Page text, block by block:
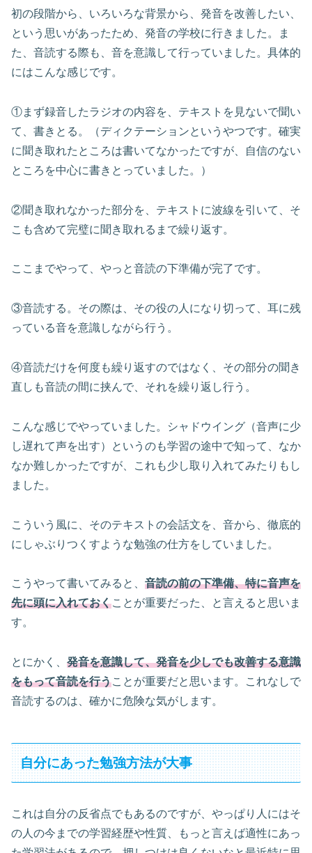
初の段階から、いろいろな背景から、発音を改善したい、
という思いがあったため、発音の学校に行きました。ま
た、音読する際も、音を意識して行っていました。具体的
にはこんな感じです。
①まず録音したラジオの内容を、テキストを見ないで聞い
て、書きとる。（ディクテーションというやつです。確実
に聞き取れたところは書いてなかったですが、自信のない
ところを中心に書きとっていました。）
②聞き取れなかった部分を、テキストに波線を引いて、そ
こも含めて完璧に聞き取れるまで繰り返す。
ここまでやって、やっと音読の下準備が完了です。
③音読する。その際は、その役の人になり切って、耳に残
っている音を意識しながら行う。
④音読だけを何度も繰り返すのではなく、その部分の聞き
直しも音読の間に挟んで、それを繰り返し行う。
こんな感じでやっていました。シャドウイング（音声に少
し遅れて声を出す）というのも学習の途中で知って、なか
なか難しかったですが、これも少し取り入れてみたりもし
ました。
こういう風に、そのテキストの会話文を、音から、徹底的
にしゃぶりつくすような勉強の仕方をしていました。
こうやって書いてみると、 音読の前の下準備、特に音声を
先に頭に入れておくことが重要だった、と言えると思いま
す。
とにかく、 発音を意識して、発音を少しでも改善する意識
をもって音読を行うことが重要だと思います。これなしで
音読するのは、確かに危険な気がします。
自分にあった勉強方法が大事
これは自分の反省点でもあるのですが、やっぱり人にはそ
の人の今までの学習経歴や性質、もっと言えば適性にあっ